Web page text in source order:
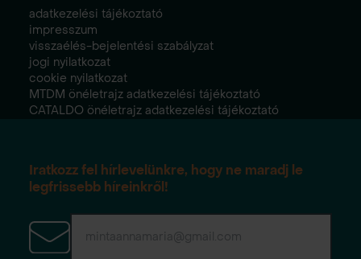
adatkezelési tájékoztató
impresszum
visszaélés-bejelentési szabályzat
jogi nyilatkozat
cookie nyilatkozat
MTDM önéletrajz adatkezelési tájékoztató
CATALDO önéletrajz adatkezelési tájékoztató
Iratkozz fel hírlevelünkre, hogy ne maradj le
legfrissebb híreinkről!